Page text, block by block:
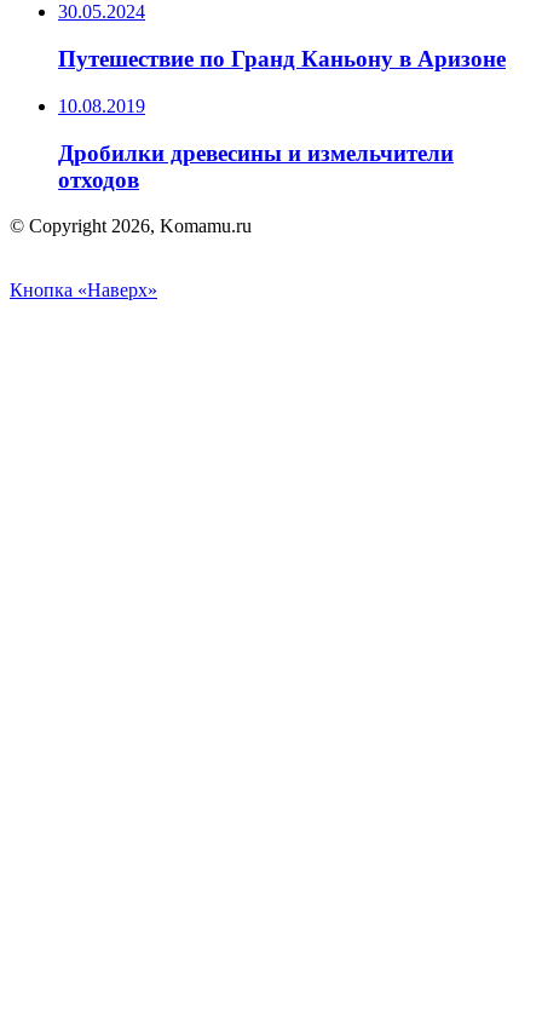
30.05.2024
Путешествие по Гранд Каньону в Аризоне
10.08.2019
Дробилки древесины и измельчители
отходов
© Copyright 2026, Komamu.ru
Кнопка «Наверх»